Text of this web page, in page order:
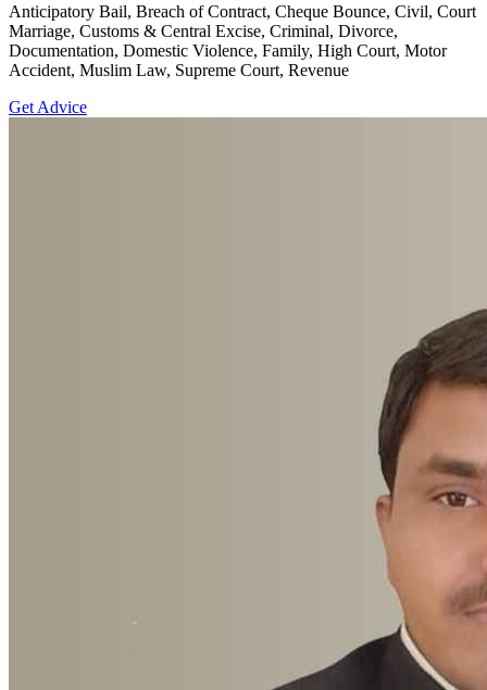
Anticipatory Bail, Breach of Contract, Cheque Bounce, Civil, Court
Marriage, Customs & Central Excise, Criminal, Divorce,
Documentation, Domestic Violence, Family, High Court, Motor
Accident, Muslim Law, Supreme Court, Revenue
Get Advice